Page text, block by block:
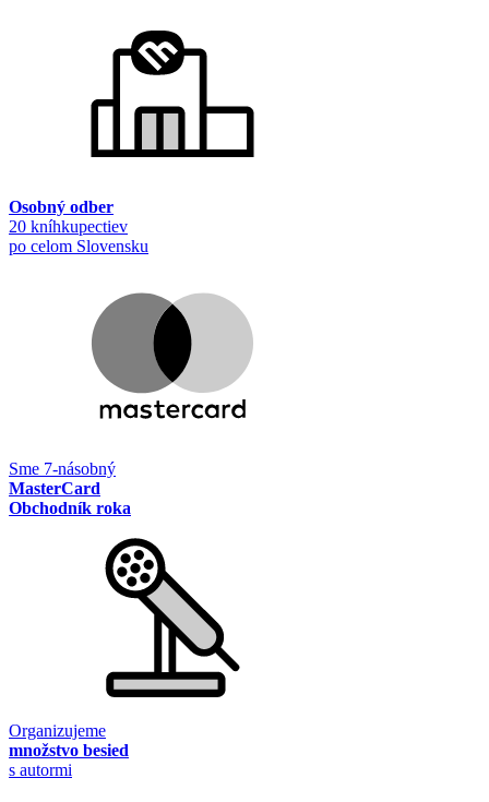
Osobný odber
20 kníhkupectiev
po celom Slovensku
Sme 7-násobný
MasterCard
Obchodník roka
Organizujeme
množstvo besied
s autormi